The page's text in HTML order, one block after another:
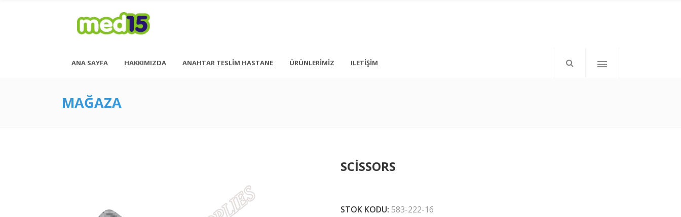
Pazartesi - Cuma 08:00 - 18:00
<h6 style= “font-size: 13px; font-weight: 600; text-transform: none; line-height: 12px; margin-top: 10px; margin-bottom: 1px;”>Follow Us</h6>
ANA SAYFA HAKKIMIZDA ANAHTAR TESLIM HASTANE ÜRÜNLERIMIZ ILETIŞIM
MAĞAZA
SCISSORS
STOK KODU: 583-222-16